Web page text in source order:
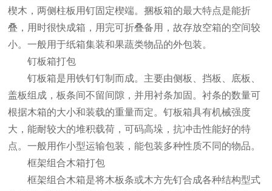
楔木，两侧柱板用钉固定楔端。捆板箱的最大特点是能折
叠，用时很快成箱，用完可折叠备用，故存放空箱的空间较
小。一般用于纸箱集装和果蔬类物品的外包装。
钉板箱打包
钉板箱是用铁钉钉制而成。主要由侧板、挡板、底板、
盖板组成，板条间不留间隙，并用衬条加固。衬条的数量可
根据木箱的大小和装载的重量而定。钉板箱具有机械强度
大，能耐较大的堆积载荷，可码高垛，抗冲击性能好的特
点。一般用作小型运输包装，能包装多种性质不同的物品。
框架组合木箱打包
框架组合木箱是将木板条或木方先钉合成各种结构型式